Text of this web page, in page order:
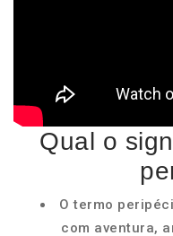
Qual o
O termo
com aventura,